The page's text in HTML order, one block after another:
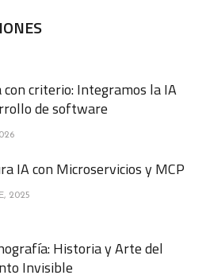
con criterio: Integramos la IA
de software
IA con Microservicios y MCP
2025
Historia y Arte del
Invisible